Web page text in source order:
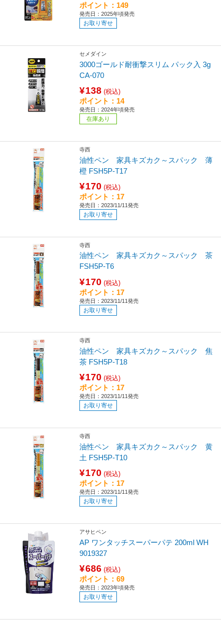
ポイント：149
発売日：2025年頃発売
お取り寄せ
セメダイン
3000ゴールド耐衝撃スリム パック入 3g
CA-070
¥138 (税込)
ポイント：14
発売日：2024年頃発売
在庫あり
寺西
油性ペン 家具キズカク～スパック 薄
橙 FSH5P-T17
¥170 (税込)
ポイント：17
発売日：2023/11/11発売
お取り寄せ
寺西
油性ペン 家具キズカク～スパック 茶
FSH5P-T6
¥170 (税込)
ポイント：17
発売日：2023/11/11発売
お取り寄せ
寺西
油性ペン 家具キズカク～スパック 焦
茶 FSH5P-T18
¥170 (税込)
ポイント：17
発売日：2023/11/11発売
お取り寄せ
寺西
油性ペン 家具キズカク～スパック 黄
土 FSH5P-T10
¥170 (税込)
ポイント：17
発売日：2023/11/11発売
お取り寄せ
アサヒペン
AP ワンタッチスーパーパテ 200ml WH
9019327
¥686 (税込)
ポイント：69
発売日：2023年頃発売
お取り寄せ